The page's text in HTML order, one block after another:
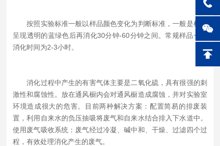
按照实验标准一般以样品颜色变化为判断标准，一般是样品
呈现透明的蓝绿色后再消化30分钟-60分钟之间。常规样品一般
消化时间为2-3小时。
消化过程中产生的有害气体主要是二氧化硫，具有很强的刺
激性和腐蚀性。放在通风橱内会对通风橱造成腐蚀，并对实验室
环境造成很大的危害。目前两种解决方案：配置简易的排废装
置，利用自来水的负压抽吸将废气和自来水结合排入下水道中。
使用废气吸收系统：废气经过冷凝、碱中和、干燥、过滤四个过
程，有效处理消化产生的废气。